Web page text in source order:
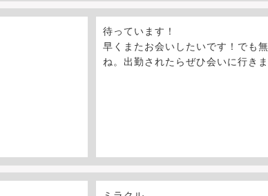
待っています！
早くまたお会いしたいです！でも
ね。出勤されたらぜひ会いに行き